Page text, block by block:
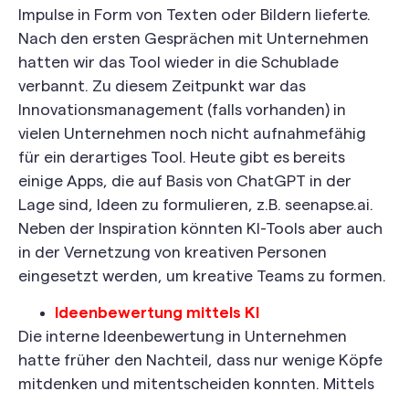
Impulse in Form von Texten oder Bildern lieferte.
Nach den ersten Gesprächen mit Unternehmen
hatten wir das Tool wieder in die Schublade
verbannt. Zu diesem Zeitpunkt war das
Innovationsmanagement (falls vorhanden) in
vielen Unternehmen noch nicht aufnahmefähig
für ein derartiges Tool. Heute gibt es bereits
einige Apps, die auf Basis von ChatGPT in der
Lage sind, Ideen zu formulieren, z.B. seenapse.ai.
Neben der Inspiration könnten KI-Tools aber auch
in der Vernetzung von kreativen Personen
eingesetzt werden, um kreative Teams zu formen.
Ideenbewertung mittels KI
Die interne Ideenbewertung in Unternehmen
hatte früher den Nachteil, dass nur wenige Köpfe
mitdenken und mitentscheiden konnten. Mittels